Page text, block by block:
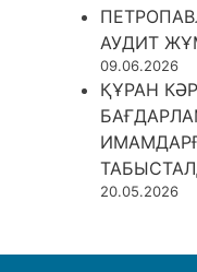
АУДИТ
09.06.2026
ҚҰРАН
20.05.2026